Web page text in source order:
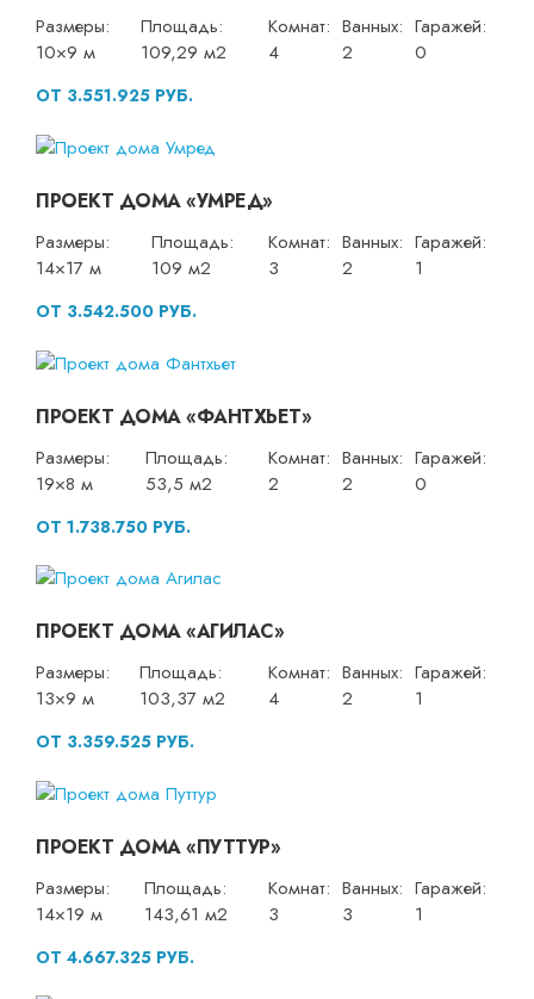
Размеры:
10×9 м
Площадь:
109,29 м2
Комнат:
4
Ванных:
2
Гаражей:
0
ОТ 3.551.925 РУБ.
ПРОЕКТ ДОМА «УМРЕД»
Размеры:
14×17 м
Площадь:
109 м2
Комнат:
3
Ванных:
2
Гаражей:
1
ОТ 3.542.500 РУБ.
ПРОЕКТ ДОМА «ФАНТХЬЕТ»
Размеры:
19×8 м
Площадь:
53,5 м2
Комнат:
2
Ванных:
2
Гаражей:
0
ОТ 1.738.750 РУБ.
ПРОЕКТ ДОМА «АГИЛАС»
Размеры:
13×9 м
Площадь:
103,37 м2
Комнат:
4
Ванных:
2
Гаражей:
1
ОТ 3.359.525 РУБ.
ПРОЕКТ ДОМА «ПУТТУР»
Размеры:
14×19 м
Площадь:
143,61 м2
Комнат:
3
Ванных:
3
Гаражей:
1
ОТ 4.667.325 РУБ.